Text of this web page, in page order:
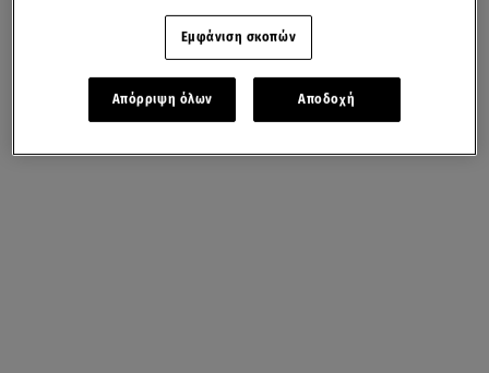
Εμφάνιση σκοπών
Απόρριψη όλων Αποδοχή